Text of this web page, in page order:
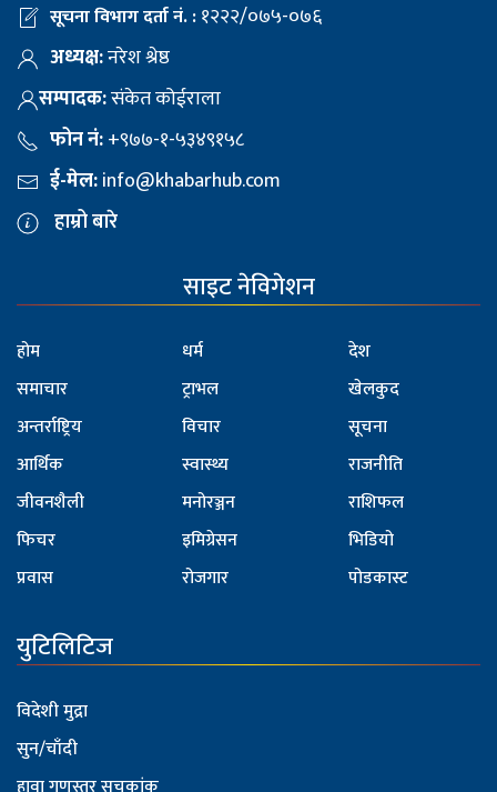
सूचना विभाग दर्ता नं. :१२२२/०७५-०७६
अध्यक्ष:नरेश श्रेष्ठ
सम्पादक:संकेत कोईराला
फोन नं:+९७७-१-५३४९१५८
ई-मेल:info@khabarhub.com
हाम्रो बारे
साइट नेविगेशन
होम
समाचार
अन्तर्राष्ट्रिय
आर्थिक
जीवनशैली
फिचर
प्रवास
धर्म
ट्राभल
विचार
स्वास्थ्य
मनोरञ्जन
इमिग्रेसन
रोजगार
देश
खेलकुद
सूचना
राजनीति
राशिफल
भिडियो
पोडकास्ट
युटिलिटिज
विदेशी मुद्रा
सुन/चाँदी